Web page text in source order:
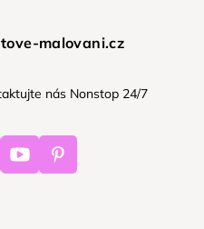
malovani.cz
nás Nonstop 24/7
Youtube Pinterest